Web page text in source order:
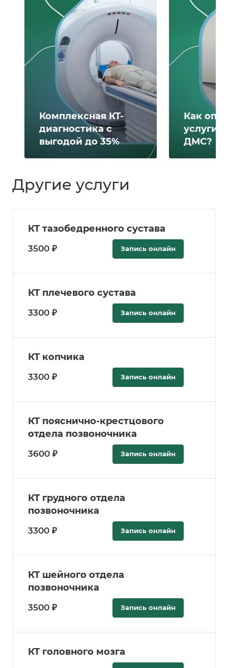
Комплексная КТ-
диагностика с
выгодой до 35%
Как
услуги
ДМС?
Другие услуги
КТ тазобедренного сустава
3500 ₽ Запись онлайн
КТ плечевого сустава
3300 ₽ Запись онлайн
КТ копчика
3300 ₽ Запись онлайн
КТ пояснично-крестцового
отдела позвоночника
3600 ₽ Запись онлайн
КТ грудного отдела
позвоночника
3300 ₽ Запись онлайн
КТ шейного отдела
позвоночника
3500 ₽ Запись онлайн
КТ головного мозга